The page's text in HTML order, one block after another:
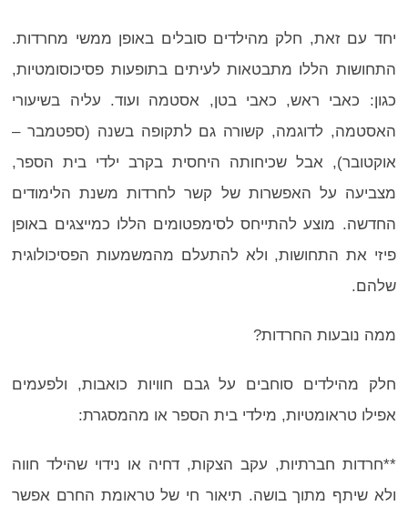
יחד עם זאת, חלק מהילדים סובלים באופן ממשי מחרדות.
התחושות הללו מתבטאות לעיתים בתופעות פסיכוסומטיות,
כגון: כאבי ראש, כאבי בטן, אסטמה ועוד. עליה בשיעורי
האסטמה, לדוגמה, קשורה גם לתקופה בשנה (ספטמבר –
אוקטובר), אבל שכיחותה היחסית בקרב ילדי בית הספר,
מצביעה על האפשרות של קשר לחרדות משנת הלימודים
החדשה. מוצע להתייחס לסימפטומים הללו כמייצגים באופן
פיזי את התחושות, ולא להתעלם מהמשמעות הפסיכולוגית
שלהם.
ממה נובעות החרדות?
חלק מהילדים סוחבים על גבם חוויות כואבות, ולפעמים
אפילו טראומטיות, מילדי בית הספר או מהמסגרת:
**חרדות חברתיות, עקב הצקות, דחיה או נידוי שהילד חווה
ולא שיתף מתוך בושה. תיאור חי של טראומת החרם אפשר